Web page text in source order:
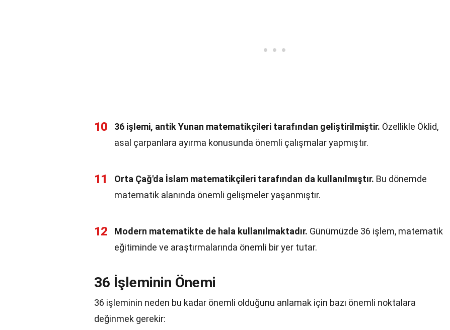
10 36 işlemi, antik Yunan matematikçileri tarafından geliştirilmiştir. Özellikle Öklid,
asal çarpanlara ayırma konusunda önemli çalışmalar yapmıştır.
11 Orta Çağ'da İslam matematikçileri tarafından da kullanılmıştır. Bu dönemde
matematik alanında önemli gelişmeler yaşanmıştır.
12 Modern matematikte de hala kullanılmaktadır. Günümüzde 36 işlem, matematik
eğitiminde ve araştırmalarında önemli bir yer tutar.
36 İşleminin Önemi
36 işleminin neden bu kadar önemli olduğunu anlamak için bazı önemli noktalara
değinmek gerekir: